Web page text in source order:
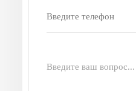
Введите ваш вопрос...